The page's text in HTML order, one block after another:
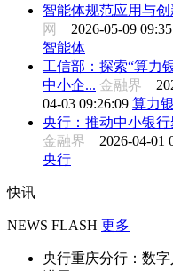
智能体规范应用与
网 2026-05-09
智能体
工信部：探索“算力
中小企... 金融界
04-03 09:26:09 算力
央行：推动中小银
金融界 2026-04-01
央行
快讯
NEWS FLASH 更多
央行重庆分行：数